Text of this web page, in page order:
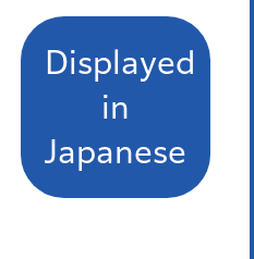
Displayed
in
Japanese
クリア